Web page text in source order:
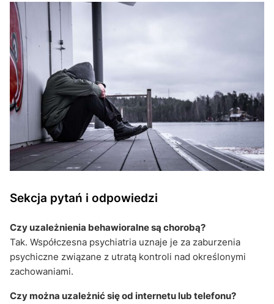
Sekcja pytań i odpowiedzi
Czy uzależnienia behawioralne są chorobą?
Tak. Współczesna psychiatria uznaje je za zaburzenia
psychiczne związane z utratą kontroli nad określonymi
zachowaniami.
Czy można uzależnić się od internetu lub telefonu?